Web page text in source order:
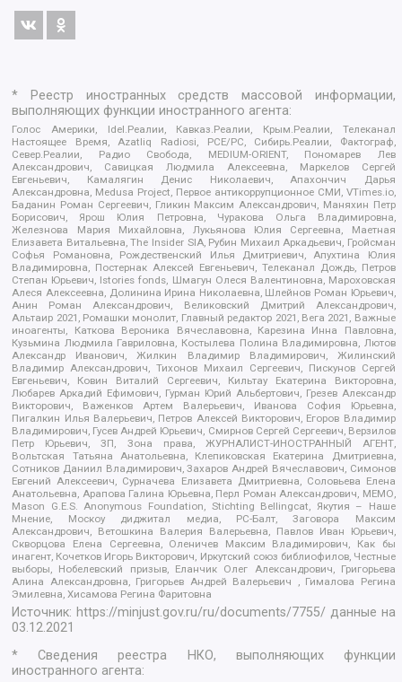
* Реестр иностранных средств массовой информации,
выполняющих функции иностранного агента:
Голос Америки, Idel.Реалии, Кавказ.Реалии, Крым.Реалии, Телеканал
Настоящее Время, Azatliq Radiosi, PCE/PC, Сибирь.Реалии, Фактограф,
Север.Реалии, Радио Свобода, MEDIUM-ORIENT, Пономарев Лев
Александрович, Савицкая Людмила Алексеевна, Маркелов Сергей
Евгеньевич, Камалягин Денис Николаевич, Апахончич Дарья
Александровна, Medusa Project, Первое антикоррупционное СМИ, VTimes.io,
Баданин Роман Сергеевич, Гликин Максим Александрович, Маняхин Петр
Борисович, Ярош Юлия Петровна, Чуракова Ольга Владимировна,
Железнова Мария Михайловна, Лукьянова Юлия Сергеевна, Маетная
Елизавета Витальевна, The Insider SIA, Рубин Михаил Аркадьевич, Гройсман
Софья Романовна, Рождественский Илья Дмитриевич, Апухтина Юлия
Владимировна, Постернак Алексей Евгеньевич, Телеканал Дождь, Петров
Степан Юрьевич, Istories fonds, Шмагун Олеся Валентиновна, Мароховская
Алеся Алексеевна, Долинина Ирина Николаевна, Шлейнов Роман Юрьевич,
Анин Роман Александрович, Великовский Дмитрий Александрович,
Альтаир 2021, Ромашки монолит, Главный редактор 2021, Вега 2021, Важные
иноагенты, Каткова Вероника Вячеславовна, Карезина Инна Павловна,
Кузьмина Людмила Гавриловна, Костылева Полина Владимировна, Лютов
Александр Иванович, Жилкин Владимир Владимирович, Жилинский
Владимир Александрович, Тихонов Михаил Сергеевич, Пискунов Сергей
Евгеньевич, Ковин Виталий Сергеевич, Кильтау Екатерина Викторовна,
Любарев Аркадий Ефимович, Гурман Юрий Альбертович, Грезев Александр
Викторович, Важенков Артем Валерьевич, Иванова София Юрьевна,
Пигалкин Илья Валерьевич, Петров Алексей Викторович, Егоров Владимир
Владимирович, Гусев Андрей Юрьевич, Смирнов Сергей Сергеевич, Верзилов
Петр Юрьевич, ЗП, Зона права, ЖУРНАЛИСТ-ИНОСТРАННЫЙ АГЕНТ,
Вольтская Татьяна Анатольевна, Клепиковская Екатерина Дмитриевна,
Сотников Даниил Владимирович, Захаров Андрей Вячеславович, Симонов
Евгений Алексеевич, Сурначева Елизавета Дмитриевна, Соловьева Елена
Анатольевна, Арапова Галина Юрьевна, Перл Роман Александрович, МЕМО,
Mason G.E.S. Anonymous Foundation, Stichting Bellingcat, Якутия – Наше
Мнение, Москоу диджитал медиа, РС-Балт, Заговора Максим
Александрович, Ветошкина Валерия Валерьевна, Павлов Иван Юрьевич,
Скворцова Елена Сергеевна, Оленичев Максим Владимирович, Как бы
инагент, Кочетков Игорь Викторович, Иркутский союз библиофилов, Честные
выборы, Нобелевский призыв, Еланчик Олег Александрович, Григорьева
Алина Александровна, Григорьев Андрей Валерьевич , Гималова Регина
Эмилевна, Хисамова Регина Фаритовна
Источник: https://minjust.gov.ru/ru/documents/7755/ данные на
03.12.2021
* Сведения реестра НКО, выполняющих функции
иностранного агента: